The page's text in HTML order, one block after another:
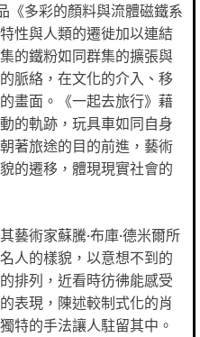
《多彩的顏料與流體磁鐵系
性與人類的遷徙加以連結
的鐵粉如同群集的擴張與
脈絡，在文化的介入、移
畫面。《一起去旅行》藉
的軌跡，玩具車如同自身
著旅途的目的前進，藝術
的遷移，體現現實社會的
藝術家蘇騰·布庫·德米爾所
人的樣貌，以意想不到的
排列，近看時彷彿能感受
表現，陳述較制式化的肖
特的手法讓人駐留其中。